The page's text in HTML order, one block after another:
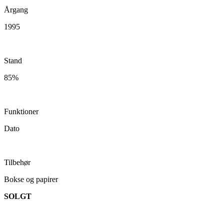
Årgang
1995
Stand
85%
Funktioner
Dato
Tilbehør
Bokse og papirer
SOLGT